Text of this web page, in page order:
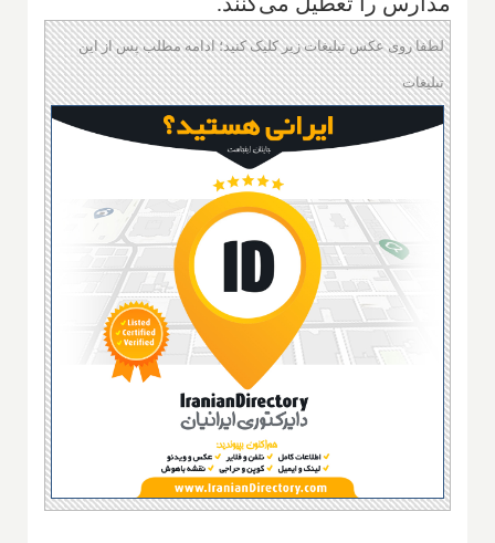
لطفا روی عکس تبلیغات زیر کلیک کنید؛ ادامه مطلب پس از این
تبلیغات